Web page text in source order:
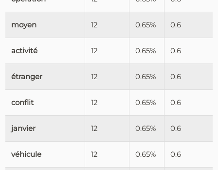
moyen 12 0.65% 0.6
activité 12 0.65% 0.6
étranger 12 0.65% 0.6
conflit 12 0.65% 0.6
janvier 12 0.65% 0.6
véhicule 12 0.65% 0.6